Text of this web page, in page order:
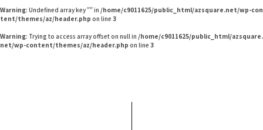
Warning: Undefined array key "" in /home/c9011625/public_html/azsquare.net/wp-con
tent/themes/az/header.php on line 3
Warning: Trying to access array offset on null in /home/c9011625/public_html/azsquare.
net/wp-content/themes/az/header.php on line 3
TAG LIST
#大塚家具
楽しむ